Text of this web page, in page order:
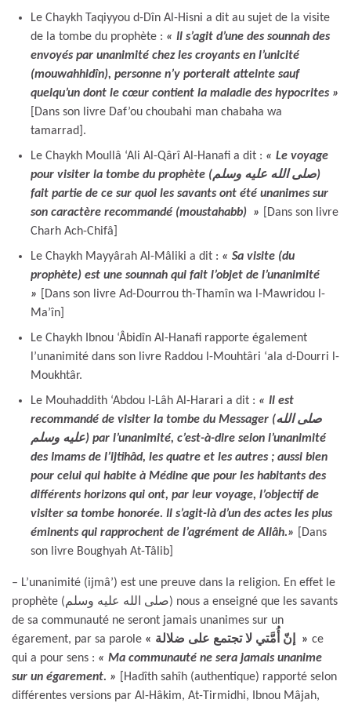
Le Chaykh Taqiyyou d-Dîn Al-Hisni a dit au sujet de la visite
de la tombe du prophète : « Il s’agit d’une des sounnah des
envoyés par unanimité chez les croyants en l’unicité
(mouwahhidîn), personne n’y porterait atteinte sauf
quelqu’un dont le cœur contient la maladie des hypocrites »
[Dans son livre Daf’ou choubahi man chabaha wa
tamarrad].
Le Chaykh Moullâ ‘Ali Al-Qârî Al-Hanafi a dit : « Le voyage
pour visiter la tombe du prophète (صلى الله عليه وسلم)
fait partie de ce sur quoi les savants ont été unanimes sur
son caractère recommandé (moustahabb) »
[Dans son livre
Charh Ach-Chifâ]
Le Chaykh Mayyârah Al-Mâliki a dit : « Sa visite (du
prophète) est une sounnah qui fait l’objet de l’unanimité
»
[Dans son livre Ad-Dourrou th-Thamîn wa l-Mawridou l-
Ma’în]
Le Chaykh Ibnou ‘Âbidîn Al-Hanafi rapporte également
l’unanimité dans son livre Raddou l-Mouhtâri ‘ala d-Dourri l-
Moukhtâr.
Le Mouhaddith ‘Abdou l-Lâh Al-Harari a dit : « Il est
recommandé de visiter la tombe du Messager (صلى الله
عليه وسلم) par l’unanimité, c’est-à-dire selon l’unanimité
des Imams de l’ijtihâd, les quatre et les autres ; aussi bien
pour celui qui habite à Médine que pour les habitants des
différents horizons qui ont, par leur voyage, l’objectif de
visiter sa tombe honorée. Il s’agit-là d’un des actes les plus
éminents qui rapprochent de l’agrément de Allâh.»
[Dans
son livre Boughyah At-Tâlib]
– L’unanimité (ijmâ’) est une preuve dans la religion. En effet le
prophète (صلى الله عليه وسلم) nous a enseigné que les savants
de sa communauté ne seront jamais unanimes sur un
égarement, par sa parole
« إنّ أُمَّتي لا تجتمع على ضلالة » ce
qui a pour sens : « Ma communauté ne sera jamais unanime
sur un égarement. »
[Hadîth sahîh (authentique) rapporté selon
différentes versions par Al-Hâkim, At-Tirmidhi, Ibnou Mâjah,